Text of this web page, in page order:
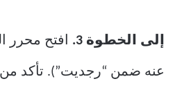
إلى الخطوة 3. افتح محرر
عنه ضمن “رجديت”). تأكد من